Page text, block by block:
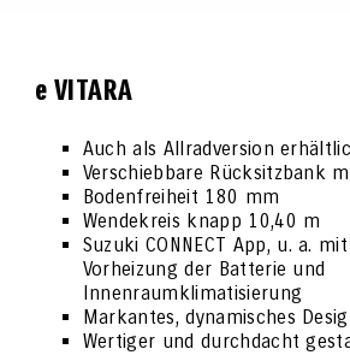
e VITARA
Auch als Allradversion
Verschiebbare Rücksitzbank
Bodenfreiheit 180 mm
Wendekreis knapp 10,40 m
Suzuki CONNECT App, u. a.
Vorheizung der Batterie und
Innenraumklimatisierung
Markantes, dynamisches
Wertiger und durchdacht